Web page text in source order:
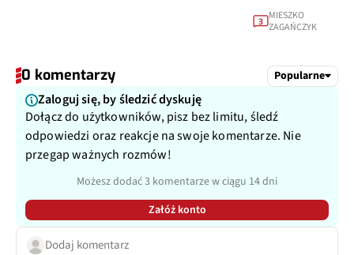
3 MIESZKO
ZAGAŃCZYK
0 komentarzy Popularne
Zaloguj się, by śledzić dyskuję
Dołącz do użytkowników, pisz bez limitu, śledź
odpowiedzi oraz reakcje na swoje komentarze. Nie
przegap ważnych rozmów!
Możesz dodać 3 komentarze w ciągu 14 dni
Załóż konto
Dodaj komentarz